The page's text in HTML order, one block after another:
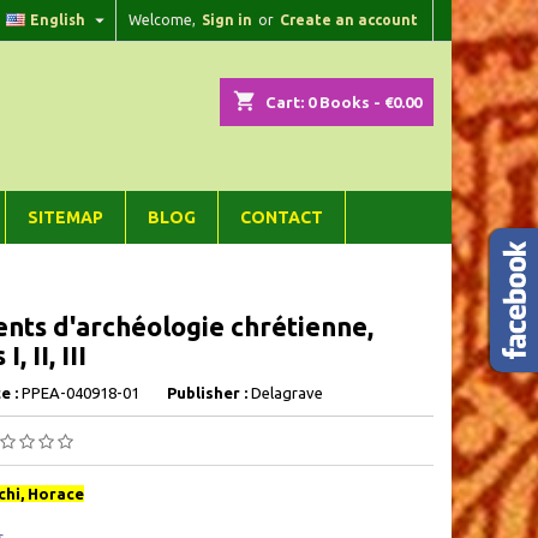
Welcome, Sign in or Create an account
English 
shopping_cart Cart: 0Books - €0.00
SITEMAP BLOG CONTACT
d'archéologie chrétienne,
I, II, III
: PPEA-040918-01 Publisher : Delagrave
Horace